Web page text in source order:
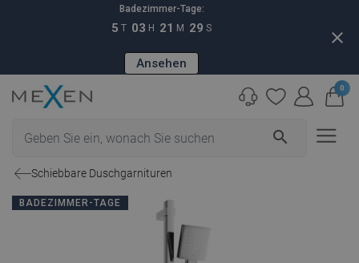
Badezimmer-Tage:
5 T 03 H 21 M 28 S
Ansehen
close
search
0
Schiebbare Duschgarnituren
BADEZIMMER-TAGE